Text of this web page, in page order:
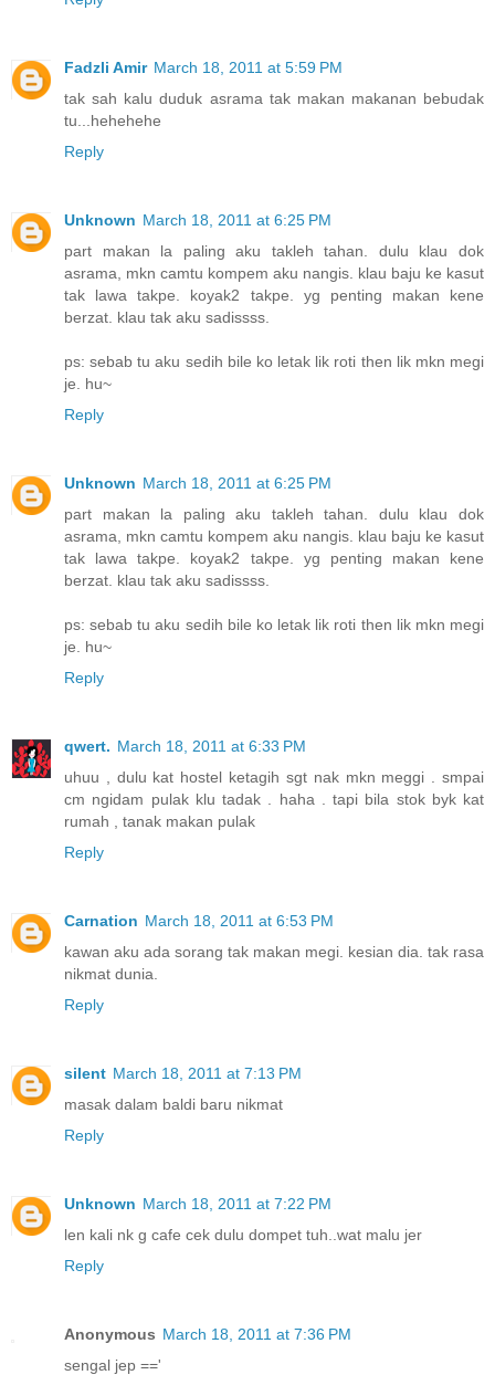
Fadzli Amir March 18, 2011 at 5:59 PM
tak sah kalu duduk asrama tak makan makanan bebudak
tu...hehehehe
Reply
Unknown March 18, 2011 at 6:25 PM
part makan la paling aku takleh tahan. dulu klau dok
asrama, mkn camtu kompem aku nangis. klau baju ke kasut
tak lawa takpe. koyak2 takpe. yg penting makan kene
berzat. klau tak aku sadissss.
ps: sebab tu aku sedih bile ko letak lik roti then lik mkn megi
je. hu~
Reply
Unknown March 18, 2011 at 6:25 PM
part makan la paling aku takleh tahan. dulu klau dok
asrama, mkn camtu kompem aku nangis. klau baju ke kasut
tak lawa takpe. koyak2 takpe. yg penting makan kene
berzat. klau tak aku sadissss.
ps: sebab tu aku sedih bile ko letak lik roti then lik mkn megi
je. hu~
Reply
qwert. March 18, 2011 at 6:33 PM
uhuu , dulu kat hostel ketagih sgt nak mkn meggi . smpai
cm ngidam pulak klu tadak . haha . tapi bila stok byk kat
rumah , tanak makan pulak
Reply
Carnation March 18, 2011 at 6:53 PM
kawan aku ada sorang tak makan megi. kesian dia. tak rasa
nikmat dunia.
Reply
silent March 18, 2011 at 7:13 PM
masak dalam baldi baru nikmat
Reply
Unknown March 18, 2011 at 7:22 PM
len kali nk g cafe cek dulu dompet tuh..wat malu jer
Reply
Anonymous March 18, 2011 at 7:36 PM
sengal jep =='